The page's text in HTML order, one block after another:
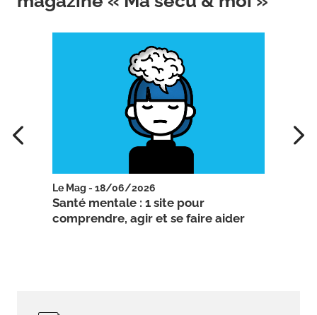
Le Mag - 18/06/2026
Santé mentale : 1 site pour
comprendre, agir et se faire aider